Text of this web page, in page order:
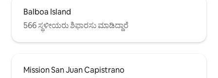
Balboa Island
566 ಸ್ಥಳೀಯರು ಶಿಫಾರಸು ಮಾಡಿದ್ದಾರೆ
Mission San Juan Capistrano